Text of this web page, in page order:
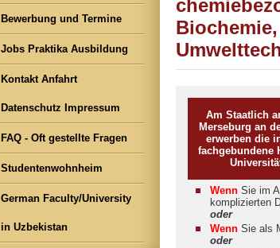
Am Staatlich
Merseburg an
erwerben die
fachgebundene
Wenn Sie im
komplizierten
oder
Wenn Sie als
oder
Bewerbung und Termine
Jobs Praktika Ausbildung
Kontakt Anfahrt
Datenschutz Impressum
FAQ - Oft gestellte Fragen
Studentenwohnheim
German Faculty/University
in Uzbekistan